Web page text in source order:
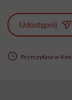
Udostępnij
Przeczytasz w 4